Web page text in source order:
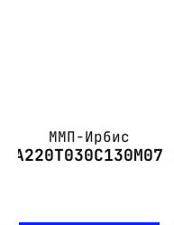
ММП-Ирбис
А220Т030С130М07